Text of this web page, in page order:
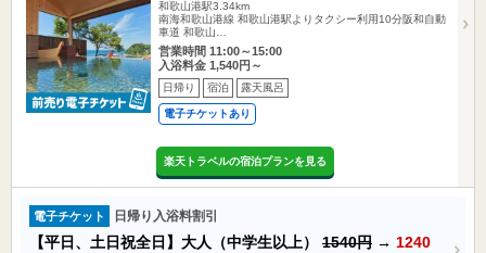
和歌山港駅3.34km
南海和歌山港線 和歌山港駅よりタクシー利用10分阪和自動
車道 和歌山…
営業時間 11:00～15:00
入浴料金 1,540円～
日帰り 宿泊 露天風呂
電子チケットあり
楽天トラベルの宿泊プランを見る
電子チケット 日帰り入浴料割引
【平日、土日祝全日】大人（中学生以上） 1540円 → 1240